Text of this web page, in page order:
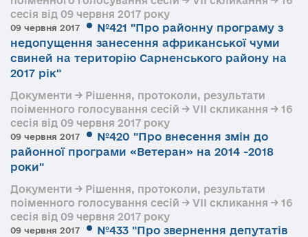
сесія від 09 червня 2017 року
09 червня 2017
№421 "Про районну програму з
недопущення занесення африканської чуми
свиней на територію Сарненського району на
2017 рік"
Документи → Рішення, протоколи, результати
поіменного голосування сесій → VII скликання → 16
сесія від 09 червня 2017 року
09 червня 2017
№420 "Про внесення змін до
районної програми «Ветеран» на 2014 -2018
роки"
Документи → Рішення, протоколи, результати
поіменного голосування сесій → VII скликання → 16
сесія від 09 червня 2017 року
09 червня 2017
№433 "Про звернення депутатів